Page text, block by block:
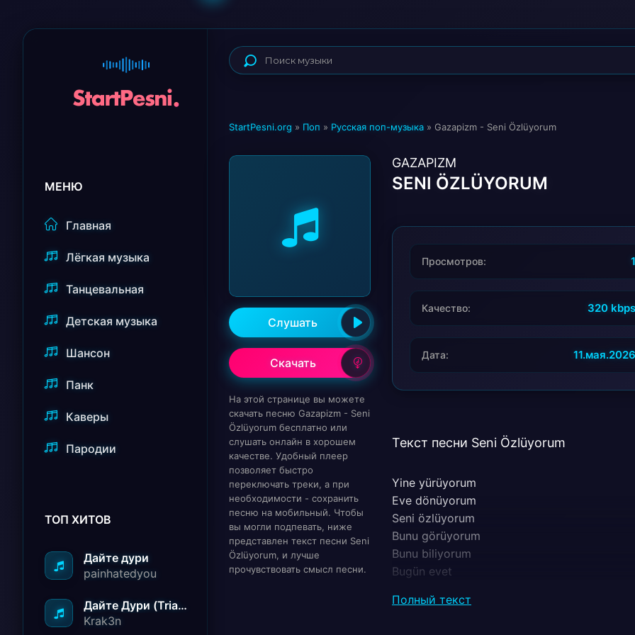
МЕНЮ
Главная
Лёгкая музыка
Танцевальная
Детская музыка
Шансон
Панк
Каверы
Пародии
ТОП ХИТОВ
Дайте дури
painhatedyou
Дайте Дури (Triad Remix)
Krak3n
StartPesni.org » Поп » Русская поп-музыка » Gazapizm - Seni Özlüyorum
Слушать
Скачать
На этой странице вы можете
скачать песню Gazapizm - Seni
Özlüyorum бесплатно или
слушать онлайн в хорошем
качестве. Удобный плеер
позволяет быстро
переключать треки, а при
необходимости - сохранить
песню на мобильный. Чтобы
вы могли подпевать, ниже
представлен текст песни Seni
Özlüyorum, и лучше
прочувствовать смысл песни.
GAZAPIZM
SENI ÖZLÜYORUM
Просмотров: 1
Качество: 320 kbps
Дата: 11.мая.2026
Текст песни Seni Özlüyorum
Yine yürüyorum
Eve dönüyorum
Seni özlüyorum
Bunu görüyorum
Bunu biliyorum
Bugün evet
Yine yürüyorum
Полный текст